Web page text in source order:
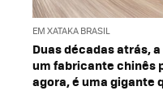
EM XATAKA BRASIL
Duas décadas atrás,
um fabricante chinês
agora, é uma gigante